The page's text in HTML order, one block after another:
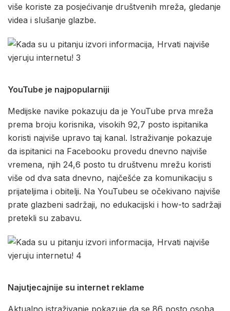
više koriste za posjećivanje društvenih mreža, gledanje
videa i slušanje glazbe.
YouTube je najpopularniji
Medijske navike pokazuju da je YouTube prva mreža
prema broju korisnika, visokih 92,7 posto ispitanika
koristi najviše upravo taj kanal. Istraživanje pokazuje
da ispitanici na Facebooku provedu dnevno najviše
vremena, njih 24,6 posto tu društvenu mrežu koristi
više od dva sata dnevno, najčešće za komunikaciju s
prijateljima i obitelji. Na YouTubeu se očekivano najviše
prate glazbeni sadržaji, no edukacijski i how-to sadržaji
pretekli su zabavu.
Najutjecajnije su internet reklame
Aktualno istraživanje pokazuje da se 86 posto osoba